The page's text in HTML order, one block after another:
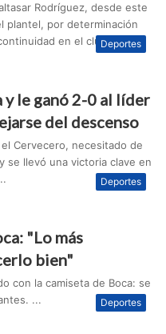
Rodríguez, desde este
plantel, por determinación
en el club....Deportes
le ganó 2-0 al líder
del descenso
Cervecero, necesitado de
se llevó una victoria clave en
Deportes
"Lo más
bien"
con la camiseta de Boca: se
...
Deportes